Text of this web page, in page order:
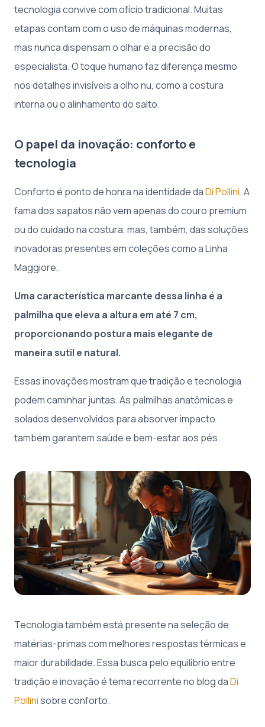
tecnologia convive com ofício tradicional. Muitas
etapas contam com o uso de máquinas modernas,
mas nunca dispensam o olhar e a precisão do
especialista. O toque humano faz diferença mesmo
nos detalhes invisíveis a olho nu, como a costura
interna ou o alinhamento do salto.
O papel da inovação: conforto e
tecnologia
Conforto é ponto de honra na identidade daDi Pollini. A
fama dos sapatos não vem apenas do couro premium
ou do cuidado na costura, mas, também, das soluções
inovadoras presentes em coleções como a Linha
Maggiore.
Uma característica marcante dessa linha é a
palmilha que eleva a altura em até 7 cm,
proporcionando postura mais elegante de
maneira sutil e natural.
Essas inovações mostram que tradição e tecnologia
podem caminhar juntas. As palmilhas anatômicas e
solados desenvolvidos para absorver impacto
também garantem saúde e bem-estar aos pés.
Tecnologia também está presente na seleção de
matérias-primas com melhores respostas térmicas e
maior durabilidade. Essa busca pelo equilíbrio entre
tradição e inovação é tema recorrente no blog daDi
Pollinisobre conforto.